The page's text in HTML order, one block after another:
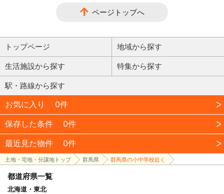
ページトップへ
トップページ 地域から探す
生活施設から探す 特集から探す
駅・路線から探す
お気に入り
0件
保存した条件
0件
最近見た物件
0件
土地・宅地・分譲地トップ 群馬県 群馬県の小中学校近く
都道府県一覧
北海道・東北